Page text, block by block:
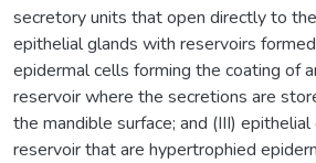
secretory units that open directly to
epithelial glands with reservoirs
epidermal cells forming the coating of
reservoir where the secretions are
the mandible surface; and (III)
reservoir that are hypertrophied